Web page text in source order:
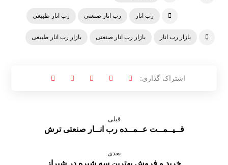
رب انار رب انار صنعتی رب انار طبیعی
بازار رب انار بازار رب انار صنعتی بازار رب انار طبیعی
قبلی
قــیــمــت عــمــده رب انــار صنعتی ترش
بعدی
خرید و فروش بهترین سه شیره در شیراز